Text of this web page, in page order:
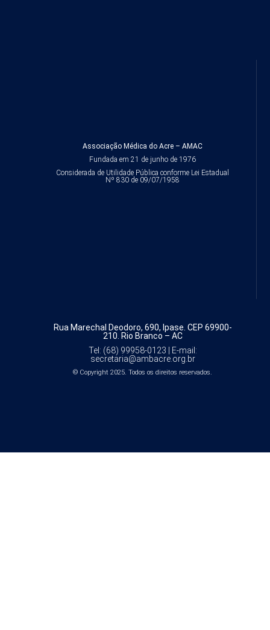
Associação Médica do Acre – AMAC
Fundada em 21 de junho de 1976
Considerada de Utilidade Pública conforme Lei Estadual
Nº 830 de 09/07/1958
Rua Marechal Deodoro, 690, Ipase. CEP 69900-
210. Rio Branco – AC
Tel: (68) 99958-0123 |
E-mail:
secretaria@ambacre.org.br
© Copyright 2025. Todos os direitos reservados.